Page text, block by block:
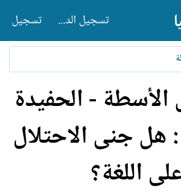
تسجيل الدخول تسجيل
الأسطة - الحفيدة
هل جنى الاحتلال
اللغة؟